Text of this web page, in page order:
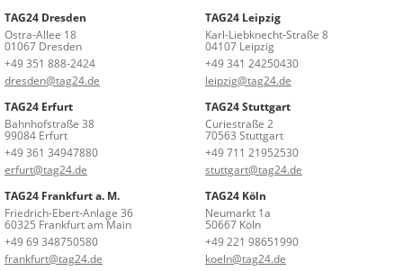
TAG24 Dresden
Ostra-Allee 18
01067 Dresden
+49 351 888-2424
dresden@tag24.de
TAG24 Leipzig
Karl-Liebknecht-Straße 8
04107 Leipzig
+49 341 24250430
leipzig@tag24.de
TAG24 Erfurt
Bahnhofstraße 38
99084 Erfurt
+49 361 34947880
erfurt@tag24.de
TAG24 Stuttgart
Curiestraße 2
70563 Stuttgart
+49 711 21952530
stuttgart@tag24.de
TAG24 Frankfurt a. M.
Friedrich-Ebert-Anlage 36
60325 Frankfurt am Main
+49 69 348750580
frankfurt@tag24.de
TAG24 Köln
Neumarkt 1a
50667 Köln
+49 221 98651990
koeln@tag24.de